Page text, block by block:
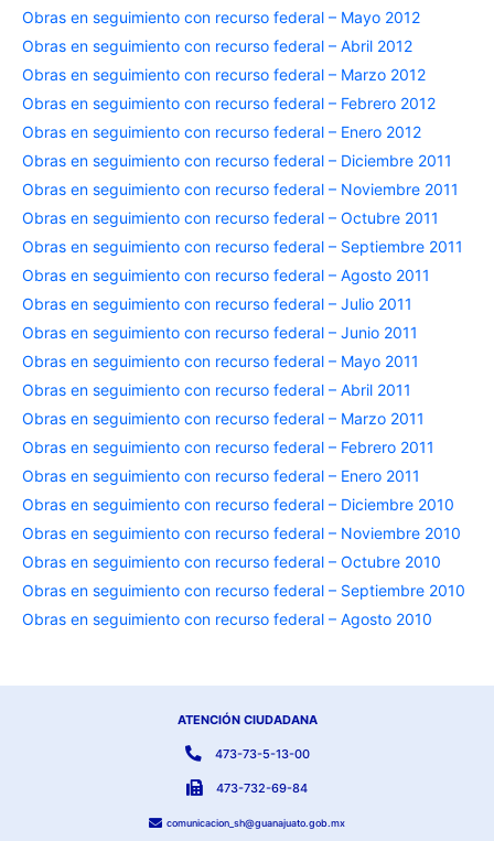
Obras en seguimiento con recurso federal – Mayo 2012
Obras en seguimiento con recurso federal – Abril 2012
Obras en seguimiento con recurso federal – Marzo 2012
Obras en seguimiento con recurso federal – Febrero 2012
Obras en seguimiento con recurso federal – Enero 2012
Obras en seguimiento con recurso federal – Diciembre 2011
Obras en seguimiento con recurso federal – Noviembre 2011
Obras en seguimiento con recurso federal – Octubre 2011
Obras en seguimiento con recurso federal – Septiembre 2011
Obras en seguimiento con recurso federal – Agosto 2011
Obras en seguimiento con recurso federal – Julio 2011
Obras en seguimiento con recurso federal – Junio 2011
Obras en seguimiento con recurso federal – Mayo 2011
Obras en seguimiento con recurso federal – Abril 2011
Obras en seguimiento con recurso federal – Marzo 2011
Obras en seguimiento con recurso federal – Febrero 2011
Obras en seguimiento con recurso federal – Enero 2011
Obras en seguimiento con recurso federal – Diciembre 2010
Obras en seguimiento con recurso federal – Noviembre 2010
Obras en seguimiento con recurso federal – Octubre 2010
Obras en seguimiento con recurso federal – Septiembre 2010
Obras en seguimiento con recurso federal – Agosto 2010
ATENCIÓN CIUDADANA
473-73-5-13-00
473-732-69-84
comunicacion_sh@guanajuato.gob.mx